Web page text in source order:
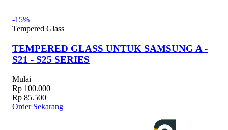
-15%
Tempered Glass
TEMPERED GLASS UNTUK SAMSUNG A -
S21 - S25 SERIES
Mulai
Rp 100.000
Rp 85.500
Order Sekarang